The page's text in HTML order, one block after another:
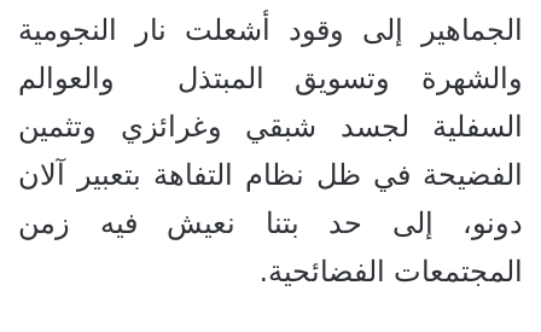
الجماهير إلى وقود أشعلت نار النجومية
والشهرة وتسويق المبتذل والعوالم
السفلية لجسد شبقي وغرائزي وتثمين
الفضيحة في ظل نظام التفاهة بتعبير آلان
دونو، إلى حد بتنا نعيش فيه زمن
المجتمعات الفضائحية.